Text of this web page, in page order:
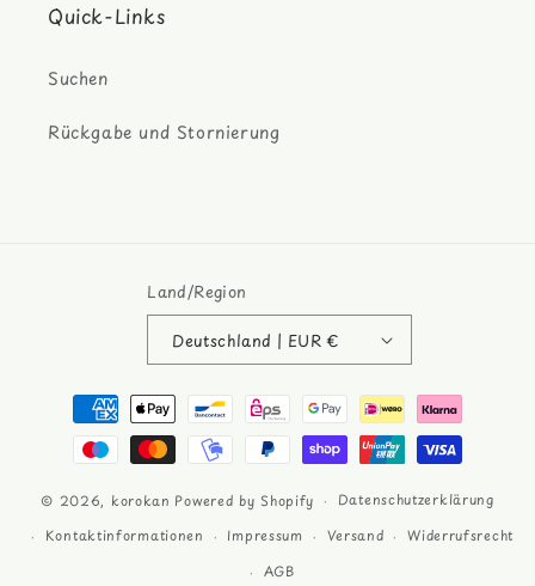
Quick-Links
Suchen
Rückgabe und Stornierung
Land/Region
Deutschland | EUR €
Zahlungsmethoden
© 2026, korokan Powered by Shopify
Datenschutzerklärung
Kontaktinformationen
Impressum Versand
Widerrufsrecht
AGB